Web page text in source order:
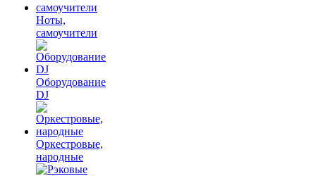
Ноты,
самоучители
Оборудование
DJ
Оркестровые,
народные